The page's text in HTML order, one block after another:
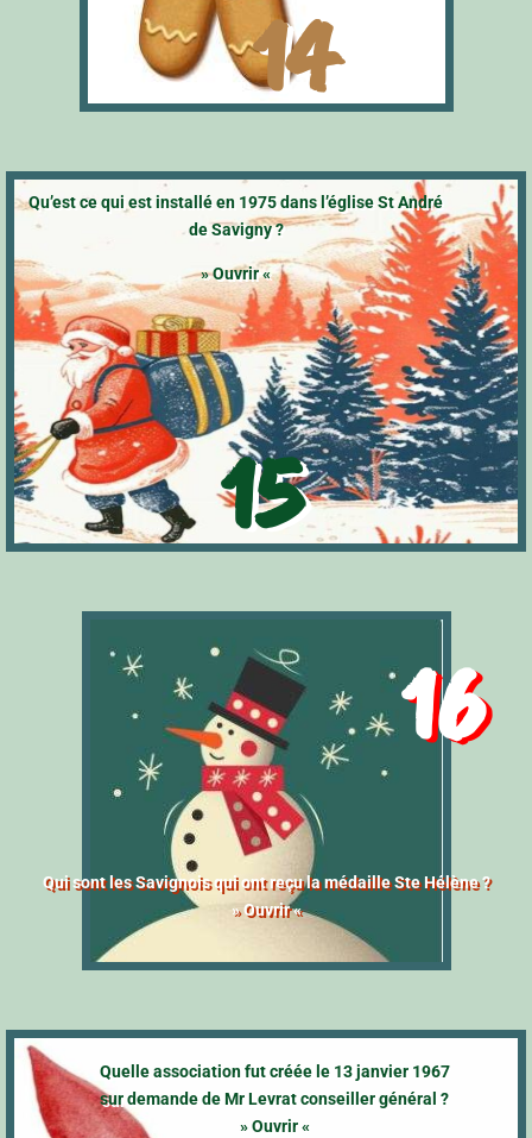
14
15
Qu’est ce qui est installé en 1975 dans l’église St André
de Savigny ?
» Ouvrir «
Qui sont les Savignois qui ont reçu la médaille Ste Hélène ?
» Ouvrir «
16
Quelle association fut créée le 13 janvier 1967
sur demande de Mr Levrat conseiller général ?
» Ouvrir «